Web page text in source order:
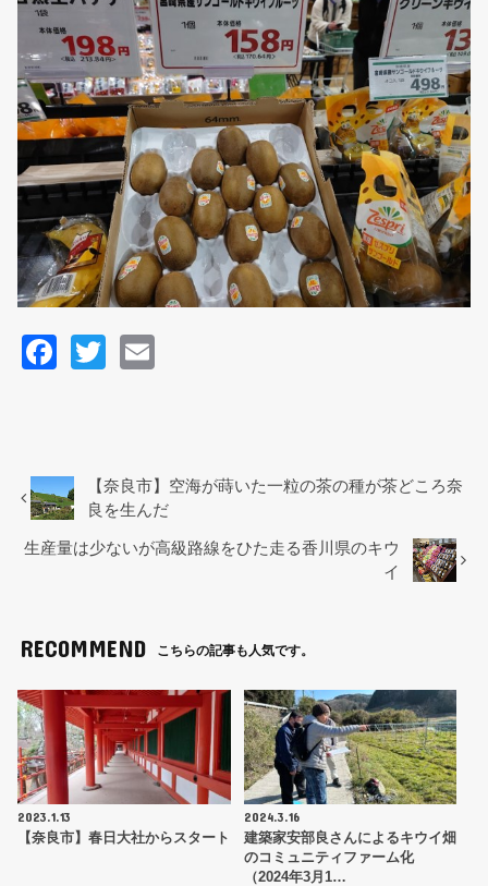
F
b
o
o
T
【奈良市】空海が蒔いた一粒の茶の種が茶どころ奈
良を生んだ
生産量は少ないが高級路線をひた走る香川県のキウ
イ
RECOMMEND こちらの記事も人気です。
2023.1.13
【奈良市】春日大社からスタート
2024.3.16
建築家安部良さんによるキウイ畑
のコミュニティファーム化
（2024年3月1…